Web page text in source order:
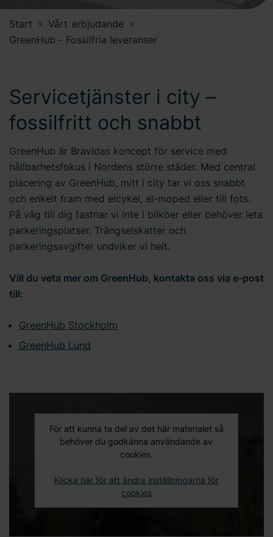
Start
Vårt erbjudande
GreenHub - Fossilfria leveranser
Servicetjänster i city –
fossilfritt och snabbt
GreenHub är Bravidas koncept för service med
hållbarhetsfokus i Nordens större städer. Med central
placering av GreenHub, mitt i city tar vi oss snabbt
och enkelt fram med elcykel, el-moped eller till fots.
På väg till dig fastnar vi inte i bilköer eller behöver leta
parkeringsplatser. Trängselskatter och
parkeringsavgifter undviker vi helt.
Vill du veta mer om GreenHub, kontakta oss via e-post
till:
GreenHub Stockholm
GreenHub Lund
För att kunna ta del av det här materialet så
behöver du godkänna användande av
cookies.
Klicka här för att ändra inställningarna för
cookies